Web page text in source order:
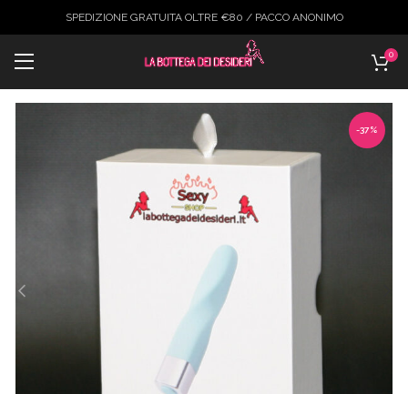
SPEDIZIONE GRATUITA OLTRE €80 / PACCO ANONIMO
0
-37%